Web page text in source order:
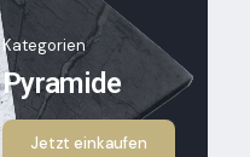
Kategorien
Pyramide
Jetzt einkaufen